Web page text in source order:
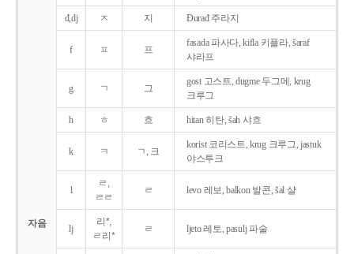
자음
đ,dj ㅈ 지 Ðurađ 주라지
f ㅍ 프
fasada 파사다, kifla 키플라, šaraf
샤라프
g ㄱ 그
gost 고스트, dugme 두그메, krug
크루그
h ㅎ 흐 hitan 히탄, šah 샤흐
k ㅋ ㄱ, 크
korist 코리스트, krug 크루그, jastuk
야스투크
l
ㄹ,
ㄹㄹ
ㄹ levo 레보, balkon 발콘, šal 샬
lj
리*,
ㄹ리*
ㄹ ljeto 레토, pasulj 파술